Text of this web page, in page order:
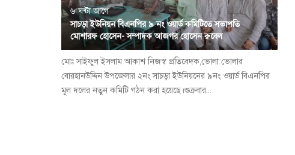
৬ ঘন্টা আগে
সাচড়া ইউনিয়ন বিএনপির ৯ নং ওয়ার্ড কমিটিতে সভাপতি
মোশারফ হোসেন- সম্পাদক আজগর হোসেন রুবেল
মোঃ সাইফুল ইসলাম আকাশ নিজস্ব প্রতিবেদক,ভোলা:ভোলার
বোরহানউদ্দিন উপজেলার ২নং সাচড়া ইউনিয়নের ৯নং ওয়ার্ড বিএনপির
মূল দলের নতুন কমিটি গঠন করা হয়েছে।শুক্রবার...